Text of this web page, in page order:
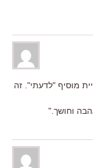
מוסיף "לדעתי". זה
וחושך."